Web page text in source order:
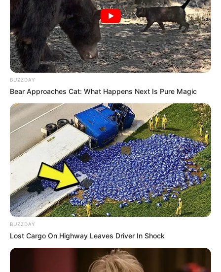
Serem! 9 Chat Ojek Online &
Pelanggan Ini Bikin Auto
Merinding
BUZZDAY
Bear Approaches Cat: What Happens Next Is Pure Magic
BUZZDAY
Lost Cargo On Highway Leaves Driver In Shock